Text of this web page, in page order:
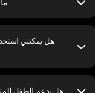
هل يمكنني
هل يدعم الطفل